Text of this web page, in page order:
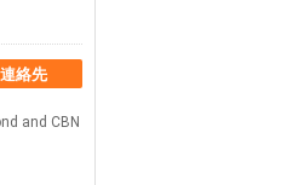
連絡先
and CBN